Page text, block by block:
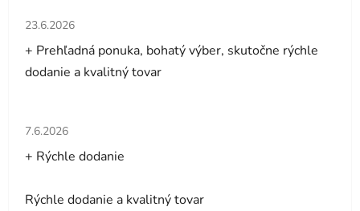
Hodnotenie obchodu je 5 z 5 hviezdičiek.
23.6.2026
+ Prehľadná ponuka, bohatý výber, skutočne rýchle
dodanie a kvalitný tovar
Hodnotenie obchodu je 5 z 5 hviezdičiek.
7.6.2026
+ Rýchle dodanie
Rýchle dodanie a kvalitný tovar